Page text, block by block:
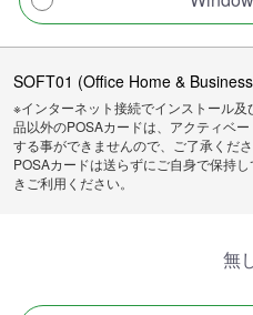
SOFT01 (Office Home &
※インターネット接続でインストール
品以外のPOSAカードは、アクティベ
する事ができませんので、ご了承くだ
POSAカードは送らずにご自身で保持
きご利用ください。
無